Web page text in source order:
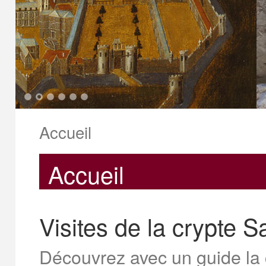
1 2 3 4 5 6
Accueil
Accueil
Visites de la crypte
Découvrez avec un guide